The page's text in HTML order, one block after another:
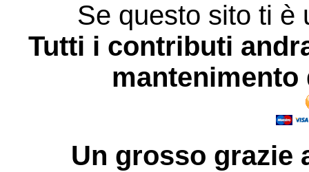
Se questo sito ti è
Tutti i contributi
Un grosso grazie